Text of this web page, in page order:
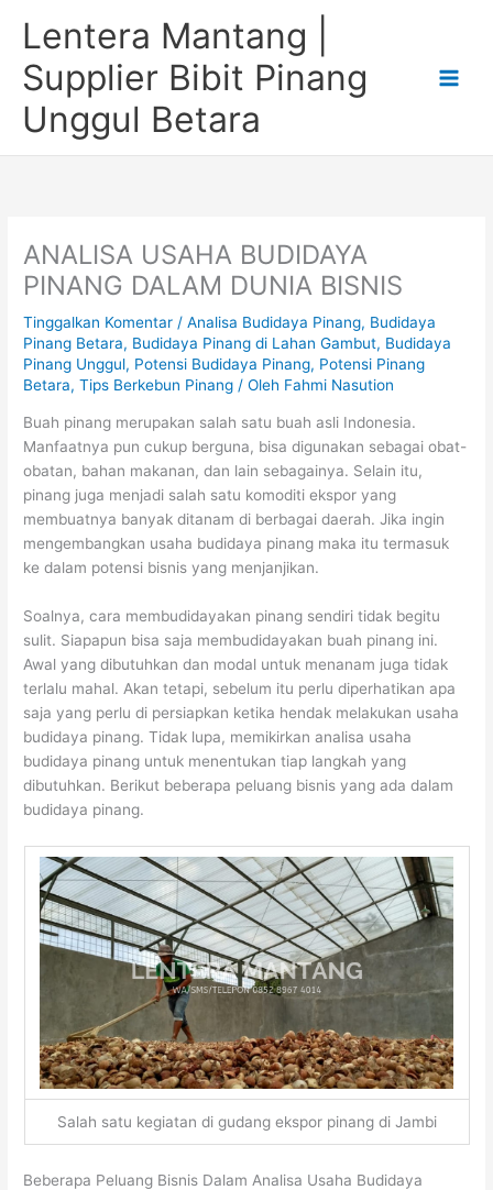
Lentera Mantang |
Supplier Bibit Pinang
Unggul Betara
ANALISA USAHA BUDIDAYA
PINANG DALAM DUNIA BISNIS
Tinggalkan Komentar /Analisa Budidaya Pinang, Budidaya
Pinang Betara, Budidaya Pinang di Lahan Gambut, Budidaya
Pinang Unggul, Potensi Budidaya Pinang, Potensi Pinang
Betara,Tips Berkebun Pinang / Oleh Fahmi Nasution
Buah pinang merupakan salah satu buah asli Indonesia.
Manfaatnya pun cukup berguna, bisa digunakan sebagai obat-
obatan, bahan makanan, dan lain sebagainya. Selain itu,
pinang juga menjadi salah satu komoditi ekspor yang
membuatnya banyak ditanam di berbagai daerah. Jika ingin
mengembangkan usaha budidaya pinang maka itu termasuk
ke dalam potensi bisnis yang menjanjikan.
Soalnya, cara membudidayakan pinang sendiri tidak begitu
sulit. Siapapun bisa saja membudidayakan buah pinang ini.
Awal yang dibutuhkan dan modal untuk menanam juga tidak
terlalu mahal. Akan tetapi, sebelum itu perlu diperhatikan apa
saja yang perlu di persiapkan ketika hendak melakukan usaha
budidaya pinang. Tidak lupa, memikirkan analisa usaha
budidaya pinang untuk menentukan tiap langkah yang
dibutuhkan. Berikut beberapa peluang bisnis yang ada dalam
budidaya pinang.
Salah satu kegiatan di gudang ekspor pinang di Jambi
Beberapa Peluang Bisnis Dalam Analisa Usaha Budidaya